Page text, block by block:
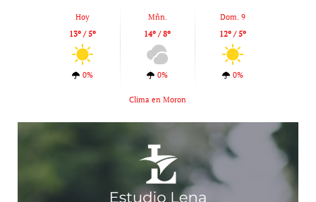
Hoy
13º / 5º
0%
Mñn.
14º / 8º
0%
Dom. 9
12º / 5º
0%
Clima en Moron